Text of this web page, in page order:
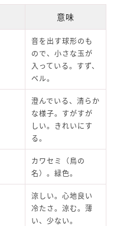
意味
音を出す球形のも
ので、小さな玉が
入っている。すず、
ベル。
澄んでいる、清らか
な様子。すがすが
しい。きれいにす
る。
カワセミ（鳥の
名）。緑色。
涼しい。心地良い
冷たさ。涼む。薄
い、少ない。